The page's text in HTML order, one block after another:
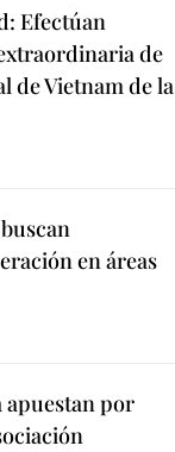
Efectúan
de
de Vietnam de la
en áreas
apuestan por